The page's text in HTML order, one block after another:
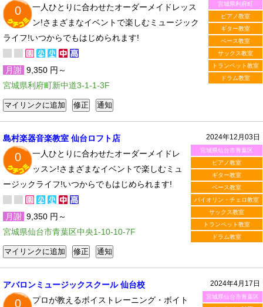
宮城県利府町
ピアノ教室
ギター教室
ベース教室
サックス教室
トランペット教室
ドラム教室
0
一人ひとりに合わせたオーダーメイドレッス
ン!さまざまなイベントで楽しむミュージック
ライフ!いつからでもはじめられます!
月謝 9,350 円～
宮城県利府町新中道3-1-1-3F
2024年12月03日
宮城県仙台市青葉区
ピアノ教室
ギター教室
ベース教室
バイオリン・チェロ教室
サックス教室
トランペット教室
ドラム教室
島村楽器音楽教室 仙台ロフト店
0
一人ひとりに合わせたオーダーメイドレ
ッスン!さまざまなイベントで楽しむミュ
ージックライフ!いつからでもはじめられます!
月謝 9,350 円～
宮城県仙台市青葉区中央1-10-10-7F
2024年4月17日
宮城県仙台市青葉区
アバロンミュージックスクール 仙台校
0
プロが教えるボイストレーニング・ボイト